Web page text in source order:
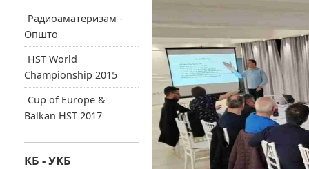
Радиоаматеризам -
Општо
HST World
Championship 2015
Cup of Europe &
Balkan HST 2017
КБ - УКБ